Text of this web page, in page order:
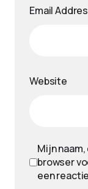
Email
Website
Mijn
browser
een